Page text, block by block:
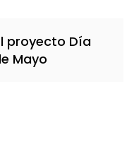
proyecto Día
Mayo